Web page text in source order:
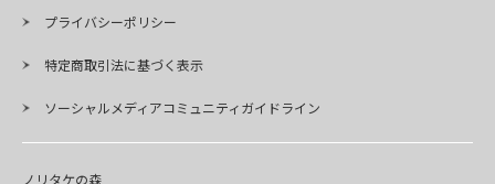
プライバシーポリシー
特定商取引法に基づく表示
ソーシャルメディアコミュニティガイドライン
ノリタケの森